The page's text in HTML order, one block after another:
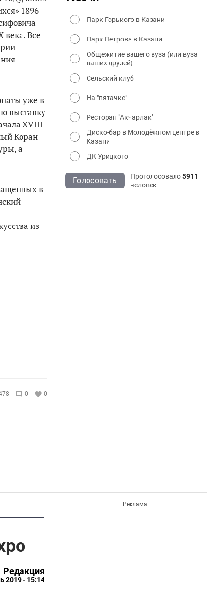
1896
века. Все
уже в
выставку
XVIII
Коран
а
в
из
0 0
Парк Горького в Казани
Парк Петрова в Казани
Общежитие вашего вуза (или вуза
ваших друзей)
Сельский клуб
На "пятачке"
Ресторан "Акчарлак"
Диско-бар в Молодёжном центре в
Казани
ДК Урицкого
Голосовать Проголосовало5911
человек
Редакция
2019 - 15:14
Реклама